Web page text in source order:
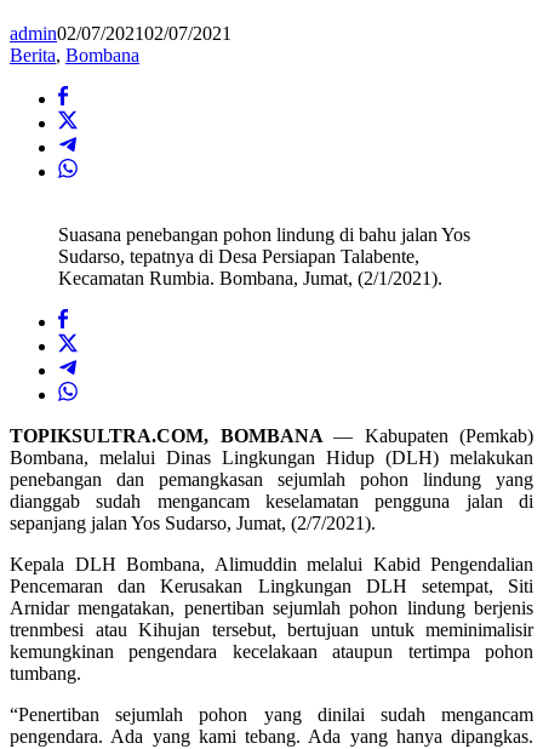
Pohon
admin02/07/202102/07/2021
Berita, Bombana
Suasana penebangan pohon lindung di bahu jalan Yos
Sudarso, tepatnya di Desa Persiapan Talabente,
Kecamatan Rumbia. Bombana, Jumat, (2/1/2021).
TOPIKSULTRA.COM, BOMBANA — Kabupaten (Pemkab)
Bombana, melalui Dinas Lingkungan Hidup (DLH) melakukan
penebangan dan pemangkasan sejumlah pohon lindung yang
dianggab sudah mengancam keselamatan pengguna jalan di
sepanjang jalan Yos Sudarso, Jumat, (2/7/2021).
Kepala DLH Bombana, Alimuddin melalui Kabid Pengendalian
Pencemaran dan Kerusakan Lingkungan DLH setempat, Siti
Arnidar mengatakan, penertiban sejumlah pohon lindung berjenis
trenmbesi atau Kihujan tersebut, bertujuan untuk meminimalisir
kemungkinan pengendara kecelakaan ataupun tertimpa pohon
tumbang.
“Penertiban sejumlah pohon yang dinilai sudah mengancam
pengendara. Ada yang kami tebang. Ada yang hanya dipangkas.